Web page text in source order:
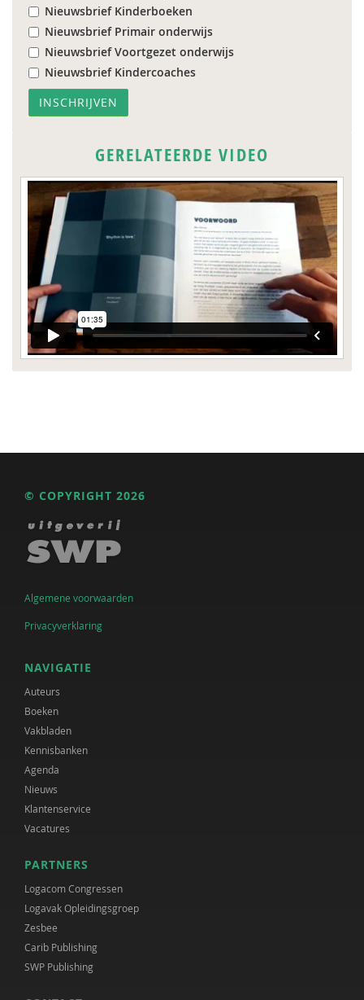
Nieuwsbrief Kinderboeken
Nieuwsbrief Primair onderwijs
Nieuwsbrief Voortgezet onderwijs
Nieuwsbrief Kindercoaches
GERELATEERDE VIDEO
© COPYRIGHT 2026
Algemene voorwaarden
Privacyverklaring
NAVIGATIE
Auteurs
Boeken
Vakbladen
Kennisbanken
Agenda
Nieuws
Klantenservice
Vacatures
PARTNERS
Logacom Congressen
Logavak Opleidingsgroep
Zesbee
Carib Publishing
SWP Publishing